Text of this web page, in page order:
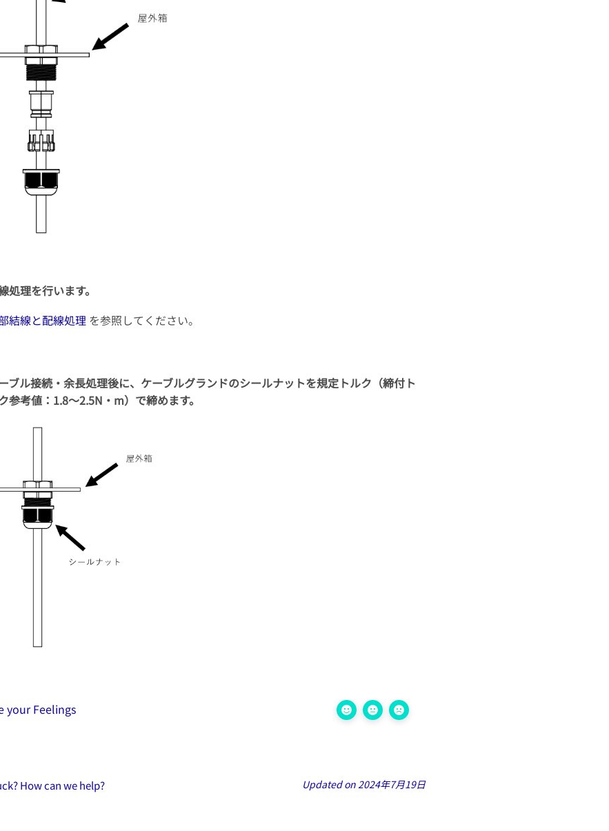
処理を行います。
結線と配線処理を参照してください。
ブル接続・余長処理後に、ケーブルグランドのシールナットを規定トルク（締付ト
参考値：1.8～2.5N・m）で締めます。
your Feelings
How can we help? Updated on 2024年7月19日